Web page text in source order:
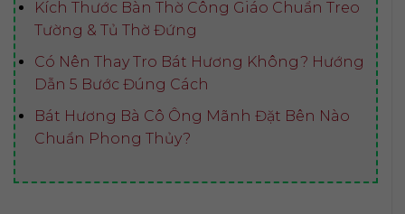
Kích Thước Bàn Thờ Công Giáo Chuẩn Treo
Tường & Tủ Thờ Đứng
Có Nên Thay Tro Bát Hương Không? Hướng
Dẫn 5 Bước Đúng Cách
Bát Hương Bà Cô Ông Mãnh Đặt Bên Nào
Chuẩn Phong Thủy?